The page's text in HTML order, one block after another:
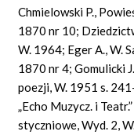
Chmielowski P.,
1870 nr 10;
W. 1964; Eger A., W.
1870 nr 4; Gomulicki
poezji, W. 1951 s.
„Echo Muzycz. i
styczniowe, Wyd. 2,